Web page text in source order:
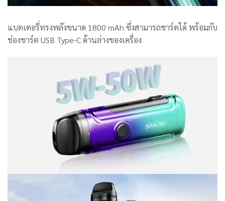
แบตเตอรี่ทรงพลังขนาด 1800 mAh ซึ่งสามารถชาร์ตได้ พร้อมกับ
ช่องชาร์ต USB Type-C ด้านล่างของเครื่อง